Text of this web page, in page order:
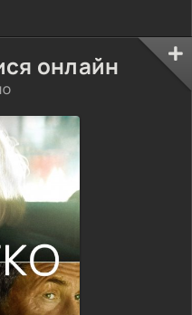
онлайн